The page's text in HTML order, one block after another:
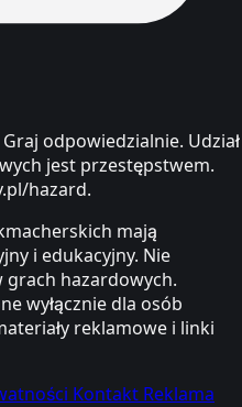
Graj odpowiedzialnie. Udział
jest przestępstwem.
hazard.
mają
i edukacyjny. Nie
grach hazardowych.
wyłącznie dla osób
reklamowe i linki
Kontakt Reklama